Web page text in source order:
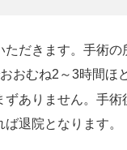
だきます。手術
おむね2～3時間ほ
ありません。手
退院となります。